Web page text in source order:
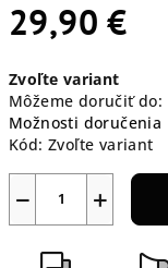
29,90 €
cena:
Zvoľte variant
Môžeme doručiť do:
Možnosti doručenia
Kód: Zvoľte variant
+
−